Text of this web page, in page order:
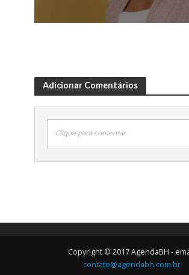
Adicionar Comentários
Clique para comentar
Copyright © 2017 AgendaBH -
contato@agendabh.com.br